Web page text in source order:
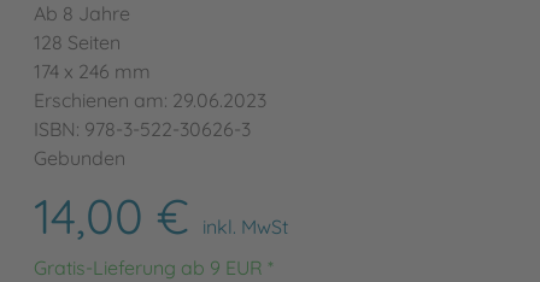
Ab 8 Jahre
128 Seiten
174 x 246 mm
Erschienen am: 29.06.2023
ISBN: 978-3-522-30626-3
Gebunden
14,00 €
inkl. MwSt
Gratis-Lieferung ab 9 EUR *